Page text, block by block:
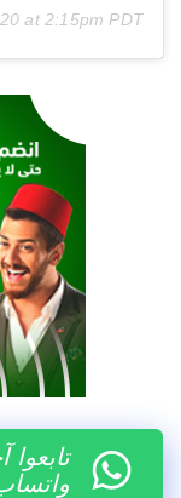
at 2:15pm PDT